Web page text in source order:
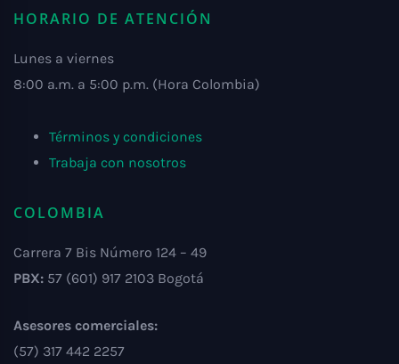
HORARIO DE ATENCIÓN
Lunes a viernes
8:00 a.m. a 5:00 p.m. (Hora Colombia)
Términos y condiciones
Trabaja con nosotros
COLOMBIA
Carrera 7 Bis Número 124 – 49
PBX: 57 (601) 917 2103 Bogotá
Asesores comerciales:
(57) 317 442 2257